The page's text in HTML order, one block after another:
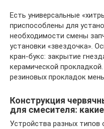
Есть универсальные
приспособлены для
необходимости смены
установки «звездочка».
кран-букс: закрытие
керамической
резиновых прокладок
Конструкция
для смесителя:
Устройства разных